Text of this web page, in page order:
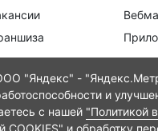
"Яндекс" -
и
с нашей "Политикой
COOKIES" и обработку